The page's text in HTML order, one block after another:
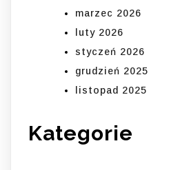
marzec 2026
luty 2026
styczeń 2026
grudzień 2025
listopad 2025
Kategorie